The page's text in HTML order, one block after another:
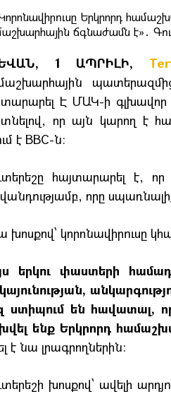
1 ԱՊՐԻԼԻ,
Է ՄԱԿ-ի գլխավոր
որ այն կարող է
է BBC-ն։
հայտարարել է,
որը
խոսքով՝ կորոնավիրուսը
երկու փաստերի
ստիպում են հավատալ,
ենք Երկրորդ
է նա լրագրողներին:
խոսքով՝ ավելի